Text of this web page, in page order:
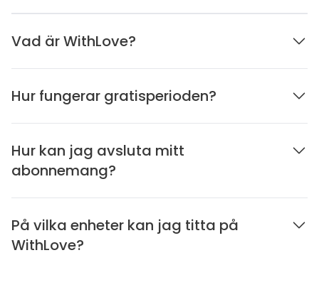
Vad är WithLove?
Hur fungerar gratisperioden?
Hur kan jag avsluta mitt
abonnemang?
På vilka enheter kan jag titta på
WithLove?